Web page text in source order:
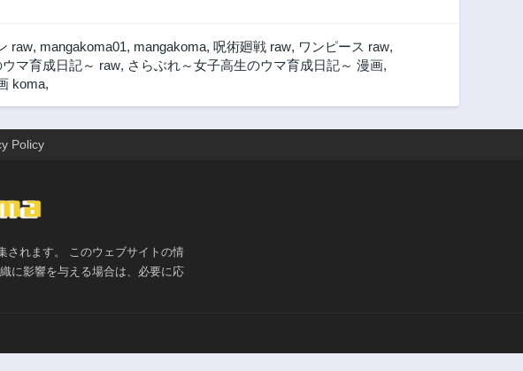
raw, mangakoma01, mangakoma, 呪術廻戦 raw, ワンピース raw,
マ育成日記～ raw, さらぶれ～女子高生のウマ育成日記～ 漫画,
koma,
Policy
されます。 このウェブサイトの情
に影響を与える場合は、必要に応